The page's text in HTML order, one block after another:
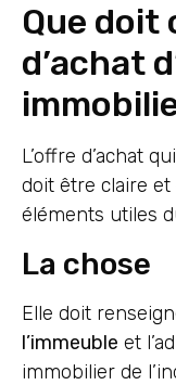
Que doit
d’achat
L’offre d’achat
doit être claire
éléments utiles
La chose
Elle doit
l’immeuble et
immobilier de